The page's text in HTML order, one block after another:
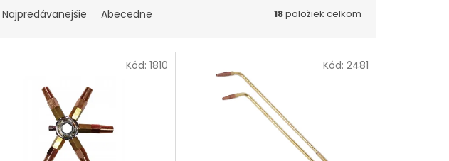
Najpredávanejšie Abecedne 18položiek celkom
Kód: 1810 Kód: 2481